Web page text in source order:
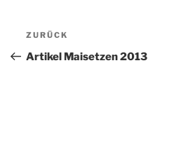
Beitragsnavigation
Vorheriger
Beitrag
ZURÜCK
Artikel Maisetzen 2013